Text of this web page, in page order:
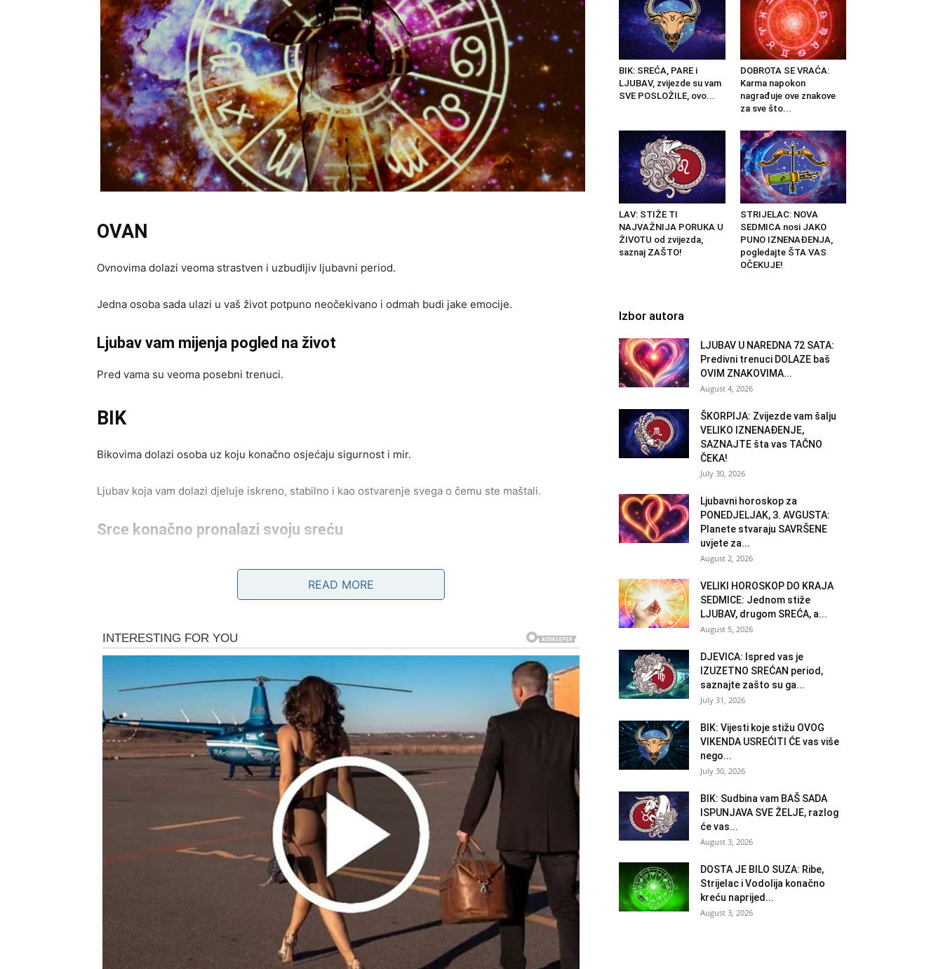
OVAN
Ovnovima dolazi veoma strastven i uzbudljiv ljubavni period.
Jedna osoba sada ulazi u vaš život potpuno neočekivano i odmah budi jake emocije.
Ljubav vam mijenja pogled na život
Pred vama su veoma posebni trenuci.
BIK
Bikovima dolazi osoba uz koju konačno osjećaju sigurnost i mir.
Ljubav koja vam dolazi djeluje iskreno, stabilno i kao ostvarenje svega o čemu ste maštali.
Srce konačno pronalazi svoju sreću
Zvijezde vam donose neočekivan susret koji mijenja sve.
Jedna osoba sada budi emocije kakve dugo niste osjetili.
Ništa više neće biti isto
Pred vama su veoma uzbudljivi emotivni trenuci.
Rakovi su prvi znak koji u narednih 72 sata može upoznati svoju srodnu dušu.
Osoba koja dolazi donosi vam osjećaj mira, sigurnosti i emocije koje djeluju kao da traju cijeli život.
Sudbina vam šalje ljubav iz snova
Pred vama su veoma nježni i sudbinski trenuci.
READ MORE
BIK: SREĆA, PARE i
LJUBAV, zvijezde su vam
SVE POSLOŽILE, ovo...
DOBROTA SE VRAĆA:
Karma napokon
nagrađuje ove znakove
za sve što...
LAV: STIŽE TI
NAJVAŽNIJA PORUKA U
ŽIVOTU od zvijezda,
saznaj ZAŠTO!
STRIJELAC: NOVA
SEDMICA nosi JAKO
PUNO IZNENAĐENJA,
pogledajte ŠTA VAS
OČEKUJE!
Izbor autora
LJUBAV U NAREDNA 72 SATA:
Predivni trenuci DOLAZE baš
OVIM ZNAKOVIMA...
August 4, 2026
ŠKORPIJA: Zvijezde vam šalju
VELIKO IZNENAĐENJE,
SAZNAJTE šta vas TAČNO
ČEKA!
July 30, 2026
Ljubavni horoskop za
PONEDJELJAK, 3. AVGUSTA:
Planete stvaraju SAVRŠENE
uvjete za...
August 2, 2026
VELIKI HOROSKOP DO KRAJA
SEDMICE: Jednom stiže
LJUBAV, drugom SREĆA, a...
August 5, 2026
DJEVICA: Ispred vas je
IZUZETNO SREĆAN period,
saznajte zašto su ga...
July 31, 2026
BIK: Vijesti koje stižu OVOG
VIKENDA USREĆITI ĆE vas više
nego...
July 30, 2026
BIK: Sudbina vam BAŠ SADA
ISPUNJAVA SVE ŽELJE, razlog
će vas...
August 3, 2026
DOSTA JE BILO SUZA: Ribe,
Strijelac i Vodolija konačno
kreću naprijed...
August 3, 2026